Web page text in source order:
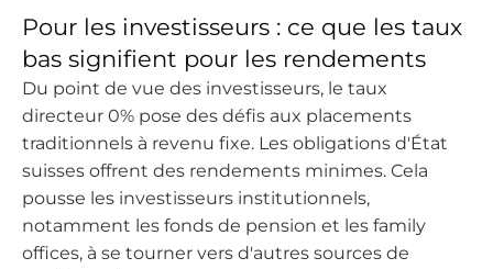
Pour les investisseurs : ce que les taux
bas signifient pour les rendements
Du point de vue des investisseurs, le taux
directeur 0% pose des défis aux placements
traditionnels à revenu fixe. Les obligations d'État
suisses offrent des rendements minimes. Cela
pousse les investisseurs institutionnels,
notamment les fonds de pension et les family
offices, à se tourner vers d'autres sources de